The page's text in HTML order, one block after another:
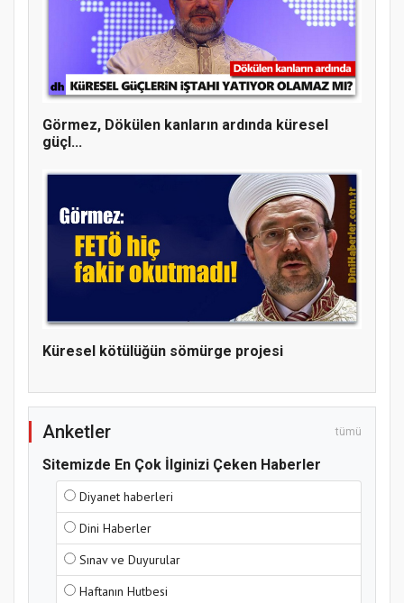
MÜFTÜ ABULSELAM ÖZDERE’YE ZİYARET
Hz. Peygamber ve Gençlik Konferansı
Samsun Atakum’da Yaz Kur’an Kursu
Kapanış Programı
Görmez, Dökülen kanların ardında küresel
güçl...
Küresel kötülüğün sömürge projesi
Anketler tümü
Sitemizde En Çok İlginizi Çeken Haberler
Diyanet haberleri
Dini Haberler
Sınav ve Duyurular
Haftanın Hutbesi